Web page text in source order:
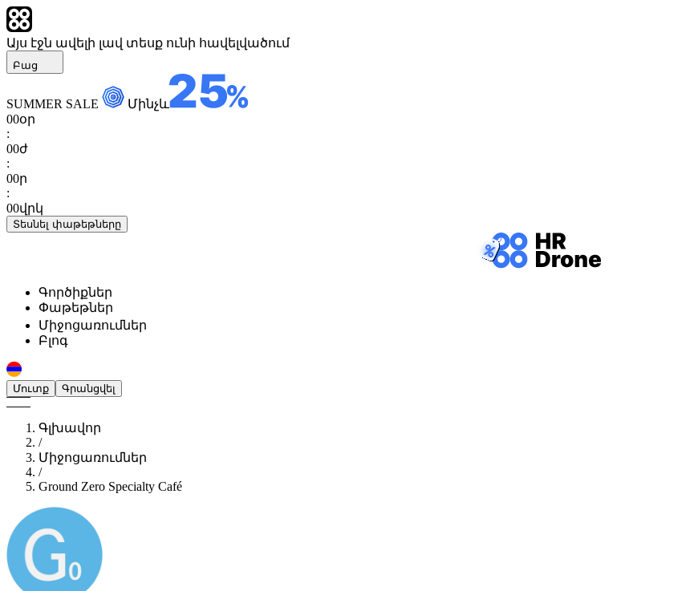
Այս էջն ավելի լավ տեսք ունի հավելվածում
Բաց
SUMMER SALE
Մինչև
00օր
:
00ժ
:
00ր
:
00վրկ
Տեսնել փաթեթները
Գործիքներ
Փաթեթներ
Միջոցառումներ
Բլոգ
Մուտք Գրանցվել
Գլխավոր
/
Միջոցառումներ
/
Ground Zero Specialty Café